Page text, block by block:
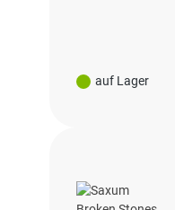
auf Lager